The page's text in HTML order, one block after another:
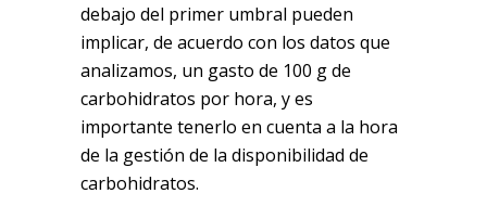
debajo del primer umbral pueden
implicar, de acuerdo con los datos que
analizamos, un gasto de 100 g de
carbohidratos por hora, y es
importante tenerlo en cuenta a la hora
de la gestión de la disponibilidad de
carbohidratos.